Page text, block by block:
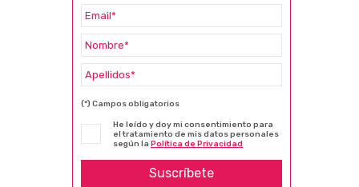
(*) Campos obligatorios
He leído y doy mi consentimiento para
el tratamiento de mis datos personales
según la Política de Privacidad
Suscríbete